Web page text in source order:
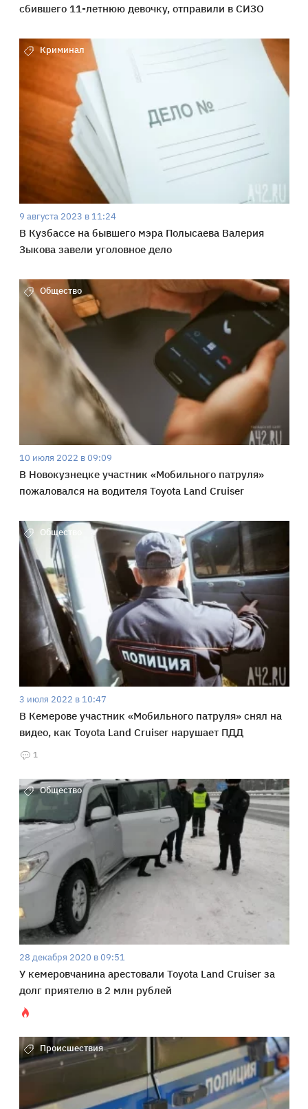
сбившего 11-летнюю девочку, отправили в СИЗО
Криминал
9 августа 2023 в 11:24
В Кузбассе на бывшего мэра Полысаева Валерия
Зыкова завели уголовное дело
Общество
10 июля 2022 в 09:09
В Новокузнецке участник «Мобильного патруля»
пожаловался на водителя Toyota Land Cruiser
Общество
3 июля 2022 в 10:47
В Кемерове участник «Мобильного патруля» снял на
видео, как Toyota Land Cruiser нарушает ПДД
1
Общество
28 декабря 2020 в 09:51
У кемеровчанина арестовали Toyota Land Cruiser за
долг приятелю в 2 млн рублей
Происшествия